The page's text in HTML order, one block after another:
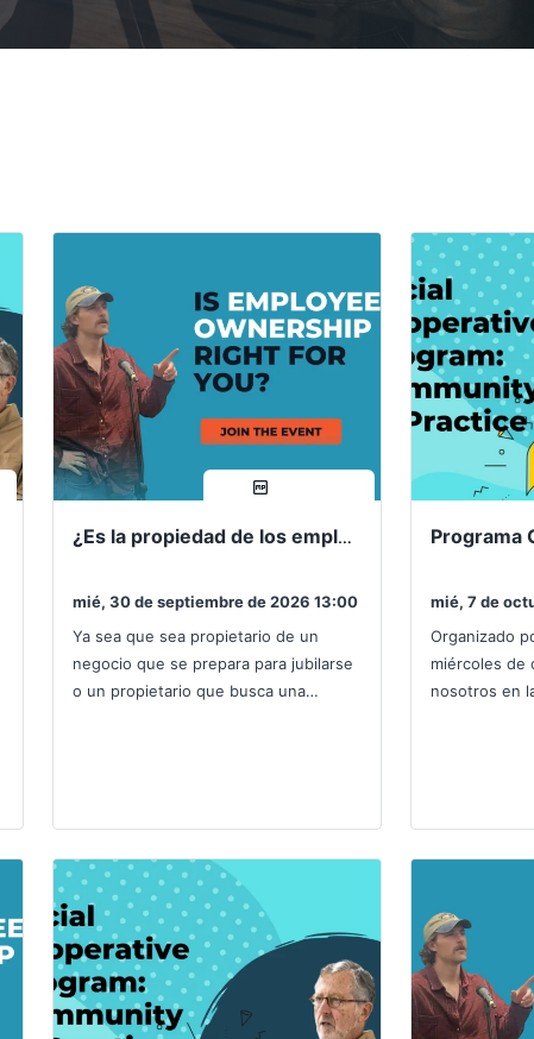
compartir
¿Es la propiedad de los empleados adecuada para usted?
mié, 30 de septiembre de 2026 13:00
Ya sea que sea propietario de un
negocio que se prepara para jubilarse
o un propietario que busca una
mié, 7 de
Organizado
miércoles de
nosotros en